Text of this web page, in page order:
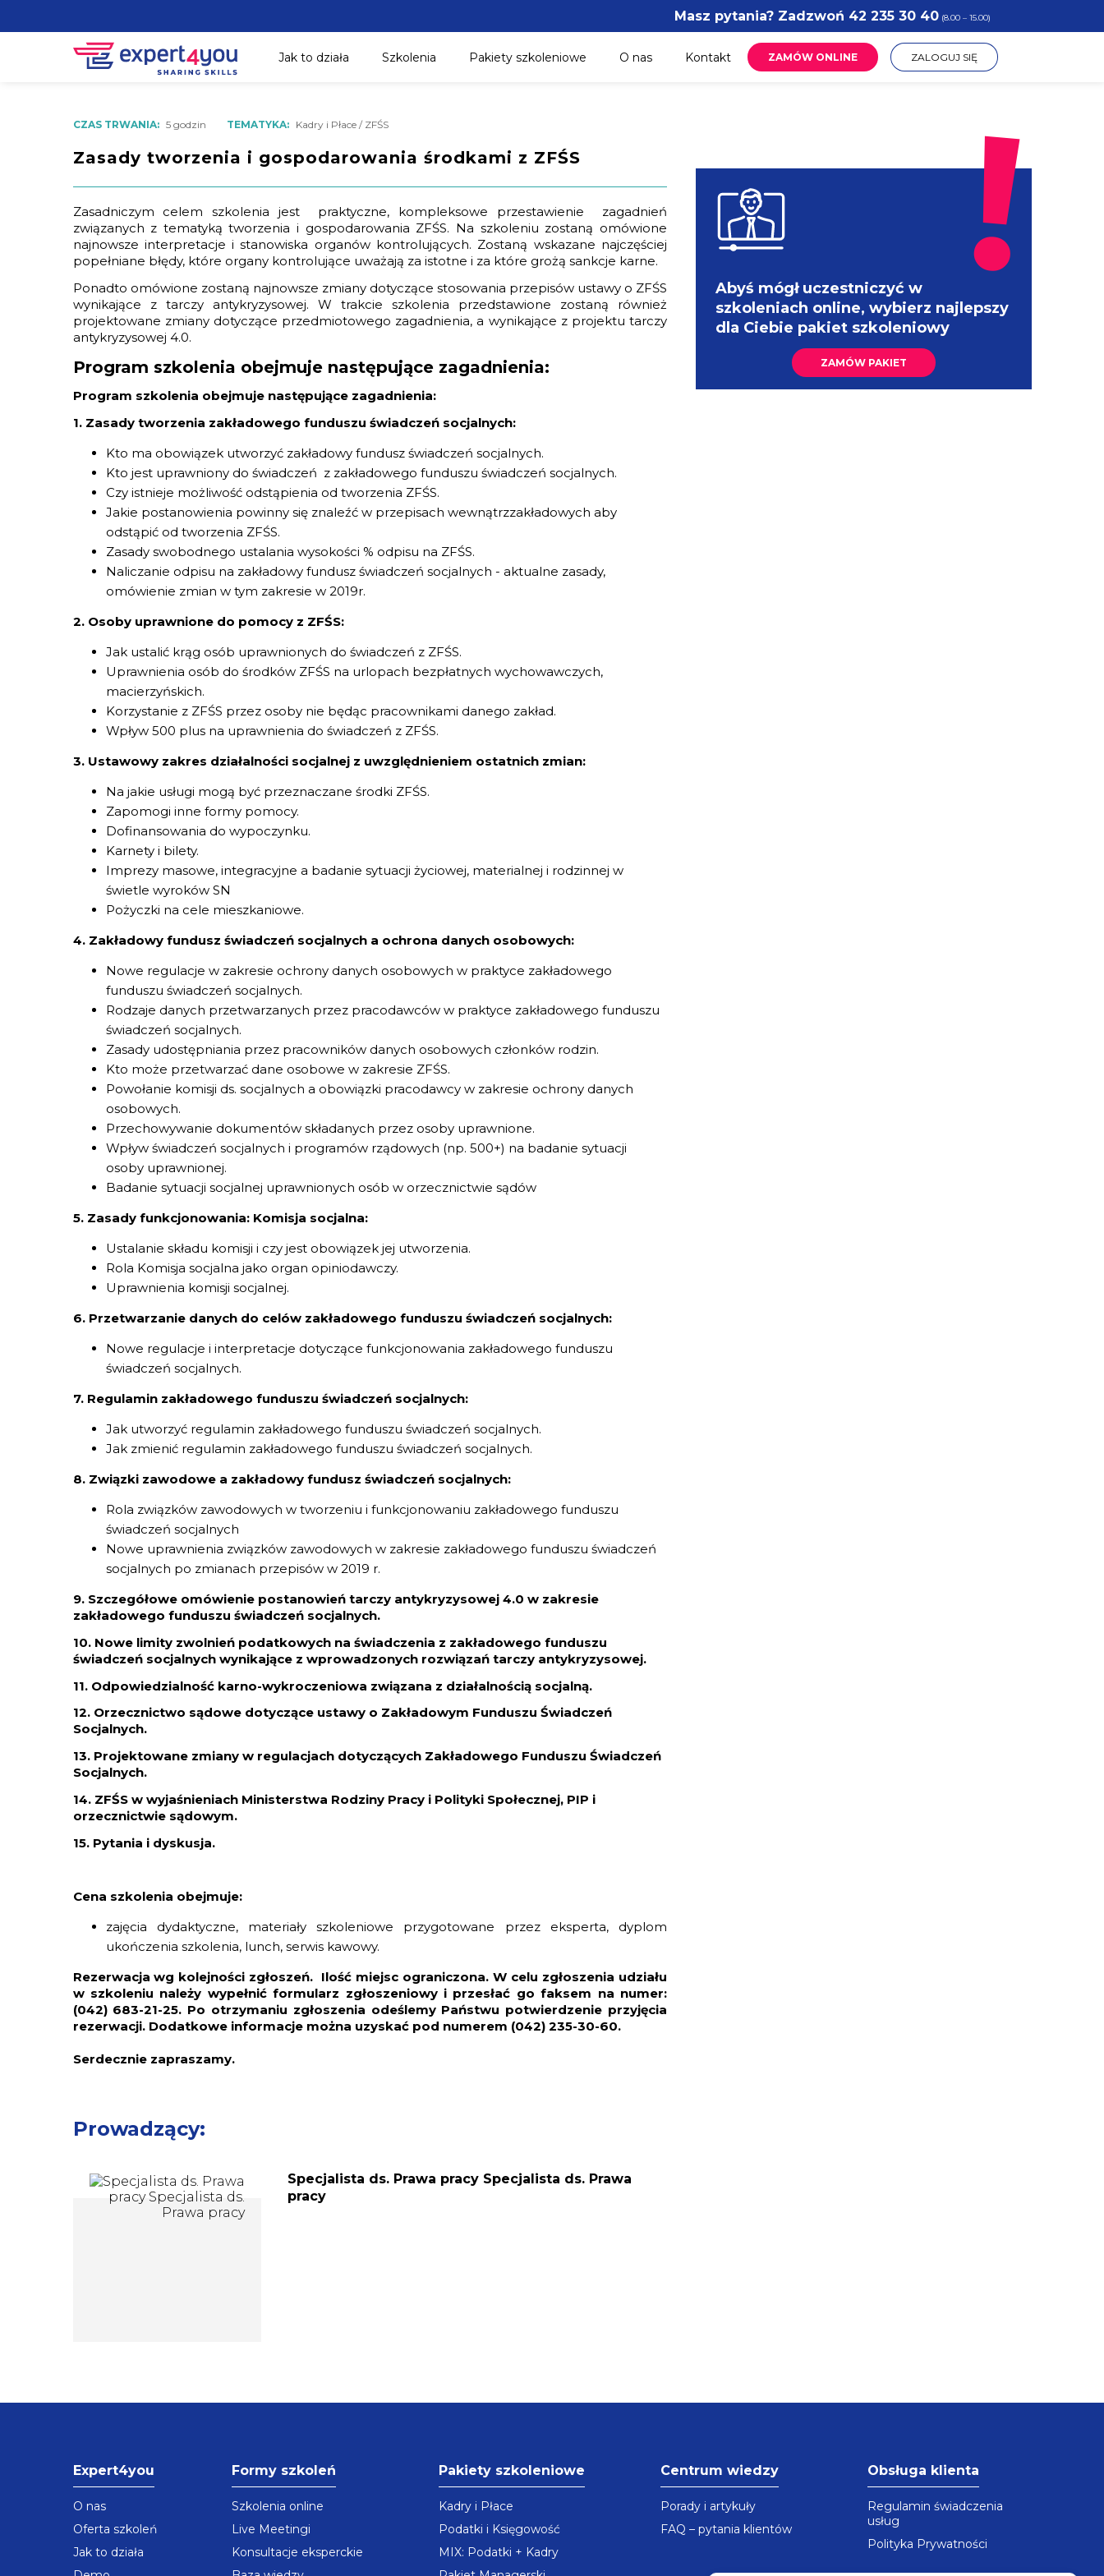
Masz pytania? Zadzwoń 42 235 30 40(8.00 – 15.00)
Jak to działa Szkolenia Pakiety szkoleniowe O nas Kontakt ZAMÓW ONLINE ZALOGUJ SIĘ
CZAS TRWANIA: 5 godzin TEMATYKA: Kadry i Płace / ZFŚS
Zasady tworzenia i gospodarowania środkami z ZFŚS
Zasadniczym celem szkolenia jest praktyczne, kompleksowe przestawienie zagadnień
związanych z tematyką tworzenia i gospodarowania ZFŚS. Na szkoleniu zostaną omówione
najnowsze interpretacje i stanowiska organów kontrolujących. Zostaną wskazane najczęściej
popełniane błędy, które organy kontrolujące uważają za istotne i za które grożą sankcje karne.
Ponadto omówione zostaną najnowsze zmiany dotyczące stosowania przepisów ustawy o ZFŚS
wynikające z tarczy antykryzysowej. W trakcie szkolenia przedstawione zostaną również
projektowane zmiany dotyczące przedmiotowego zagadnienia, a wynikające z projektu tarczy
antykryzysowej 4.0.
Program szkolenia obejmuje następujące zagadnienia:
Program szkolenia obejmuje następujące zagadnienia:
1. Zasady tworzenia zakładowego funduszu świadczeń socjalnych:
Kto ma obowiązek utworzyć zakładowy fundusz świadczeń socjalnych.
Kto jest uprawniony do świadczeń z zakładowego funduszu świadczeń socjalnych.
Czy istnieje możliwość odstąpienia od tworzenia ZFŚS.
Jakie postanowienia powinny się znaleźć w przepisach wewnątrzzakładowych aby
odstąpić od tworzenia ZFŚS.
Zasady swobodnego ustalania wysokości % odpisu na ZFŚS.
Naliczanie odpisu na zakładowy fundusz świadczeń socjalnych - aktualne zasady,
omówienie zmian w tym zakresie w 2019r.
2. Osoby uprawnione do pomocy z ZFŚS:
Jak ustalić krąg osób uprawnionych do świadczeń z ZFŚS.
Uprawnienia osób do środków ZFŚS na urlopach bezpłatnych wychowawczych,
macierzyńskich.
Korzystanie z ZFŚS przez osoby nie będąc pracownikami danego zakład.
Wpływ 500 plus na uprawnienia do świadczeń z ZFŚS.
3. Ustawowy zakres działalności socjalnej z uwzględnieniem ostatnich zmian:
Na jakie usługi mogą być przeznaczane środki ZFŚS.
Zapomogi inne formy pomocy.
Dofinansowania do wypoczynku.
Karnety i bilety.
Imprezy masowe, integracyjne a badanie sytuacji życiowej, materialnej i rodzinnej w
świetle wyroków SN
Pożyczki na cele mieszkaniowe.
4. Zakładowy fundusz świadczeń socjalnych a ochrona danych osobowych:
Nowe regulacje w zakresie ochrony danych osobowych w praktyce zakładowego
funduszu świadczeń socjalnych.
Rodzaje danych przetwarzanych przez pracodawców w praktyce zakładowego funduszu
świadczeń socjalnych.
Zasady udostępniania przez pracowników danych osobowych członków rodzin.
Kto może przetwarzać dane osobowe w zakresie ZFŚS.
Powołanie komisji ds. socjalnych a obowiązki pracodawcy w zakresie ochrony danych
osobowych.
Przechowywanie dokumentów składanych przez osoby uprawnione.
Wpływ świadczeń socjalnych i programów rządowych (np. 500+) na badanie sytuacji
osoby uprawnionej.
Badanie sytuacji socjalnej uprawnionych osób w orzecznictwie sądów
5. Zasady funkcjonowania: Komisja socjalna:
Ustalanie składu komisji i czy jest obowiązek jej utworzenia.
Rola Komisja socjalna jako organ opiniodawczy.
Uprawnienia komisji socjalnej.
6. Przetwarzanie danych do celów zakładowego funduszu świadczeń socjalnych:
Nowe regulacje i interpretacje dotyczące funkcjonowania zakładowego funduszu
świadczeń socjalnych.
7. Regulamin zakładowego funduszu świadczeń socjalnych:
Jak utworzyć regulamin zakładowego funduszu świadczeń socjalnych.
Jak zmienić regulamin zakładowego funduszu świadczeń socjalnych.
8. Związki zawodowe a zakładowy fundusz świadczeń socjalnych:
Rola związków zawodowych w tworzeniu i funkcjonowaniu zakładowego funduszu
świadczeń socjalnych
Nowe uprawnienia związków zawodowych w zakresie zakładowego funduszu świadczeń
socjalnych po zmianach przepisów w 2019 r.
9. Szczegółowe omówienie postanowień tarczy antykryzysowej 4.0 w zakresie
zakładowego funduszu świadczeń socjalnych.
10. Nowe limity zwolnień podatkowych na świadczenia z zakładowego funduszu
świadczeń socjalnych wynikające z wprowadzonych rozwiązań tarczy antykryzysowej.
11. Odpowiedzialność karno-wykroczeniowa związana z działalnością socjalną.
12. Orzecznictwo sądowe dotyczące ustawy o Zakładowym Funduszu Świadczeń
Socjalnych.
13. Projektowane zmiany w regulacjach dotyczących Zakładowego Funduszu Świadczeń
Socjalnych.
14. ZFŚS w wyjaśnieniach Ministerstwa Rodziny Pracy i Polityki Społecznej, PIP i
orzecznictwie sądowym.
15. Pytania i dyskusja.
Cena szkolenia obejmuje:
zajęcia dydaktyczne, materiały szkoleniowe przygotowane przez eksperta, dyplom
ukończenia szkolenia, lunch, serwis kawowy.
Rezerwacja wg kolejności zgłoszeń. Ilość miejsc ograniczona. W celu zgłoszenia udziału
w szkoleniu należy wypełnić formularz zgłoszeniowy i przesłać go faksem na numer:
(042) 683-21-25. Po otrzymaniu zgłoszenia odeślemy Państwu potwierdzenie przyjęcia
rezerwacji. Dodatkowe informacje można uzyskać pod numerem (042) 235-30-60.
Serdecznie zapraszamy.
Prowadzący:
Specjalista ds. Prawa pracy Specjalista ds. Prawa
pracy
Abyś mógł uczestniczyć w
szkoleniach online, wybierz najlepszy
dla Ciebie pakiet szkoleniowy
ZAMÓW PAKIET
Expert4you
O nas
Oferta szkoleń
Jak to działa
Formy szkoleń
Szkolenia online
Live Meetingi
Konsultacje eksperckie
Pakiety szkoleniowe
Kadry i Płace
Podatki i Księgowość
MIX: Podatki + Kadry
Centrum wiedzy
Porady i artykuły
FAQ – pytania klientów
Obsługa klienta
Regulamin świadczenia
usług
Polityka Prywatności